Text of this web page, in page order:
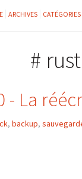
ARCHIVES CATÉGORIES
# rust
- La
, backup,